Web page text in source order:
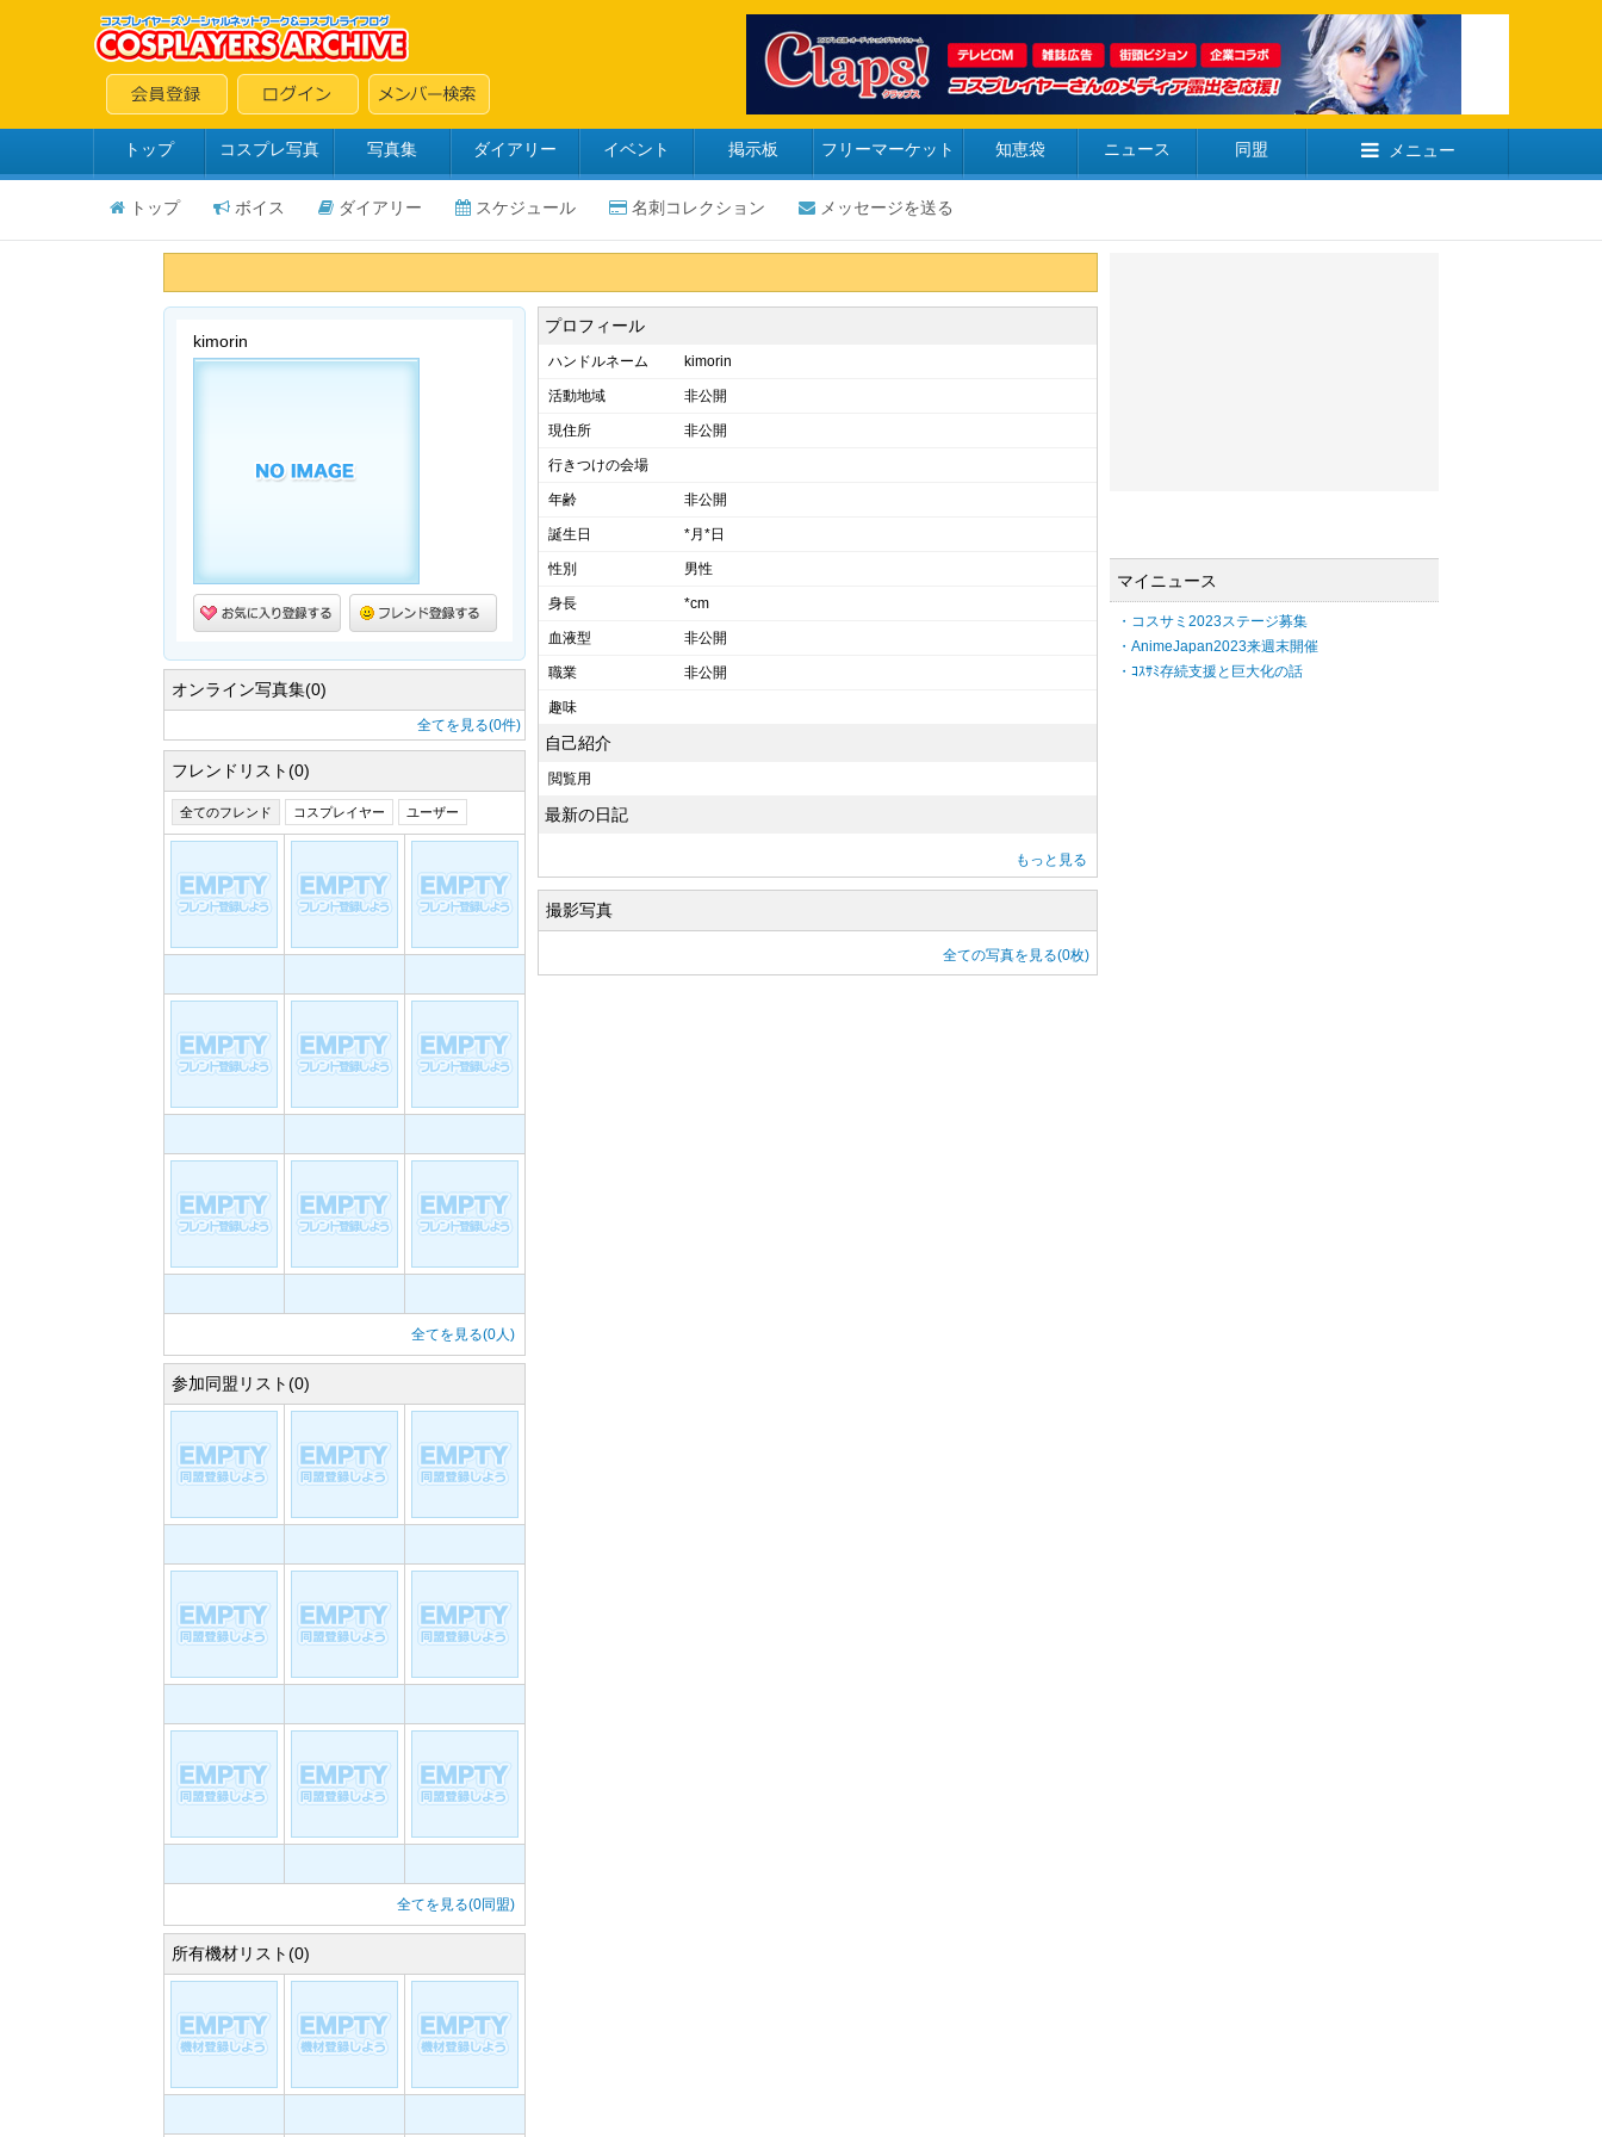
トップ コスプレ写真 写真集 ダイアリー イベント 掲示板 フリーマーケット 知恵袋 ニュース 同盟 メニュー
トップ ボイス ダイアリー スケジュール 名刺コレクション メッセージを送る
kimorin
オンライン写真集(0)
全てを見る(0件)
フレンドリスト(0)
全てのフレンド コスプレイヤー ユーザー
全てを見る(0人)
参加同盟リスト(0)
全てを見る(0同盟)
所有機材リスト(0)
プロフィール
ハンドルネーム kimorin
活動地域 非公開
現住所 非公開
行きつけの会場
年齢 非公開
誕生日 *月*日
性別 男性
身長 *cm
血液型 非公開
職業 非公開
趣味
自己紹介
閲覧用
最新の日記
もっと見る
撮影写真
全ての写真を見る(0枚)
マイニュース
・コスサミ2023ステージ募集
・AnimeJapan2023来週末開催
・ｺｽｻﾐ存続支援と巨大化の話